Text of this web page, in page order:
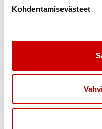
KohdentamisevästeetLink
Ajankohtaista
Tässä kuussa toimistollamme